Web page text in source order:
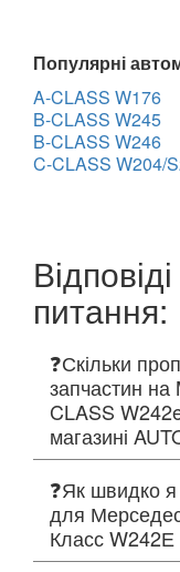
Популярні
A-CLASS W176
B-CLASS W245
B-CLASS W246
C-CLASS W204/
питання:
❓Скільки
запчастин
CLASS
магазині
❓Як швидко
для
Класс